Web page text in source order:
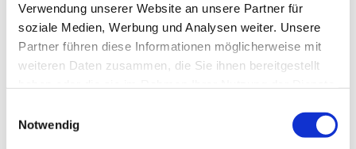
Verwendung unserer Website an unsere Partner für
soziale Medien, Werbung und Analysen weiter. Unsere
Partner führen diese Informationen möglicherweise mit
weiteren Daten zusammen, die Sie ihnen bereitgestellt
Notwendig
Zimtlatschen JUNCUS-X
Pure Black